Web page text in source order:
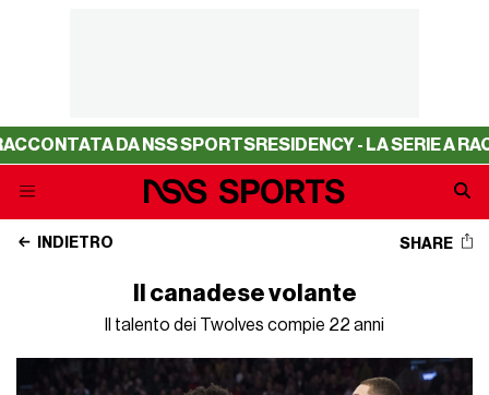
DA NSS SPORTSRESIDENCY - LA SERIE A
INDIETRO SHARE
Il canadese volante
Il talento dei Twolves compie 22 anni